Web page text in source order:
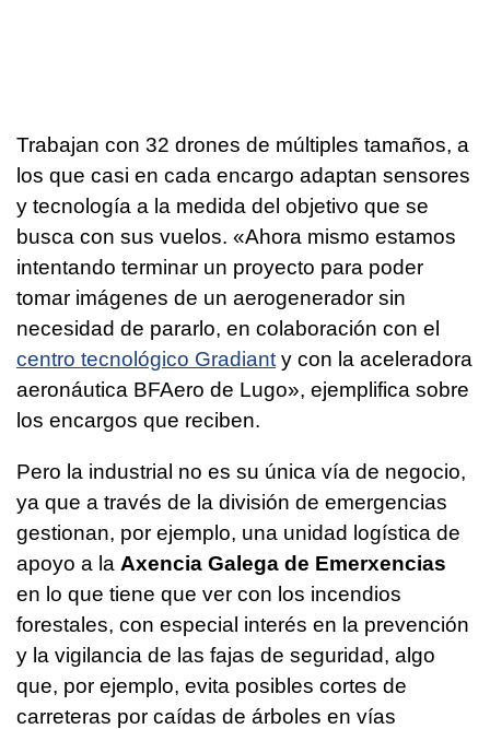
Trabajan con 32 drones de múltiples tamaños, a
los que casi en cada encargo adaptan sensores
y tecnología a la medida del objetivo que se
busca con sus vuelos. «Ahora mismo estamos
intentando terminar un proyecto para poder
tomar imágenes de un aerogenerador sin
necesidad de pararlo, en colaboración con el
centro tecnológico Gradiant y con la aceleradora
aeronáutica BFAero de Lugo», ejemplifica sobre
los encargos que reciben.
Pero la industrial no es su única vía de negocio,
ya que a través de la división de emergencias
gestionan, por ejemplo, una unidad logística de
apoyo a la Axencia Galega de Emerxencias
en lo que tiene que ver con los incendios
forestales, con especial interés en la prevención
y la vigilancia de las fajas de seguridad, algo
que, por ejemplo, evita posibles cortes de
carreteras por caídas de árboles en vías